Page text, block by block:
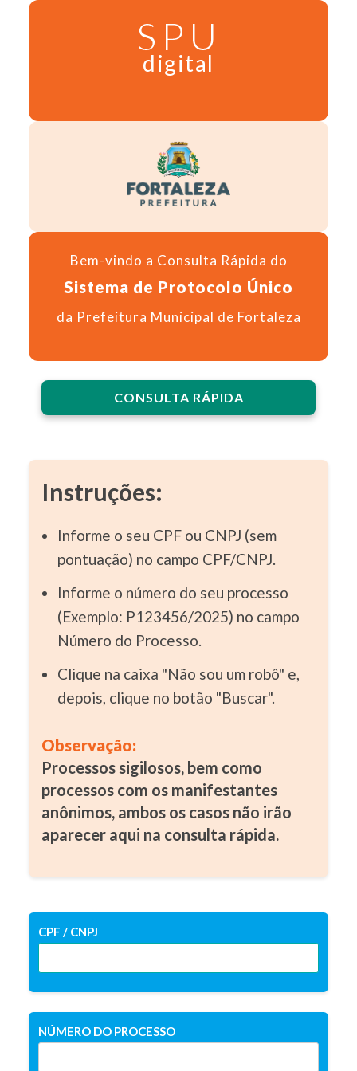
SPU
digital
Bem-vindo a Consulta Rápida do
Sistema de Protocolo Único
da Prefeitura Municipal de Fortaleza
CONSULTA RÁPIDA
Instruções:
Informe o seu CPF ou CNPJ (sem
pontuação) no campo CPF/CNPJ.
Informe o número do seu processo
(Exemplo: P123456/2025) no campo
Número do Processo.
Clique na caixa "Não sou um robô" e,
depois, clique no botão "Buscar".
Observação:
Processos sigilosos, bem como
processos com os manifestantes
anônimos, ambos os casos não irão
aparecer aqui na consulta rápida.
CPF / CNPJ
NÚMERO DO PROCESSO